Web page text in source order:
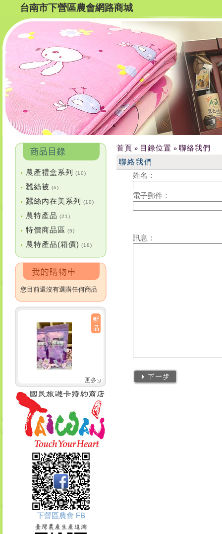
台南市下營區農會網路商城
• 農產禮盒系列 (10)
• 蠶絲被 (6)
• 蠶絲內在美系列 (10)
• 農特產品 (21)
• 特價商品區 (5)
• 農特產品(箱價) (18)
您目前還沒有選購任何商品
下營區農會 FB
首頁 » 目錄位置 » 聯絡我們
聯絡我們
姓名：
電子郵件：
訊息：